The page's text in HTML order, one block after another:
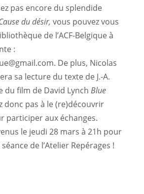
pas encore du splendide
du désir, vous pouvez vous
de l’ACF-Belgique à
:
De plus, Nicolas
sa lecture du texte de J.-A.
du film de David Lynch Blue
donc pas à le (re)découvrir
participer aux échanges.
le jeudi 28 mars à 21h pour
de l’Atelier Repérages !